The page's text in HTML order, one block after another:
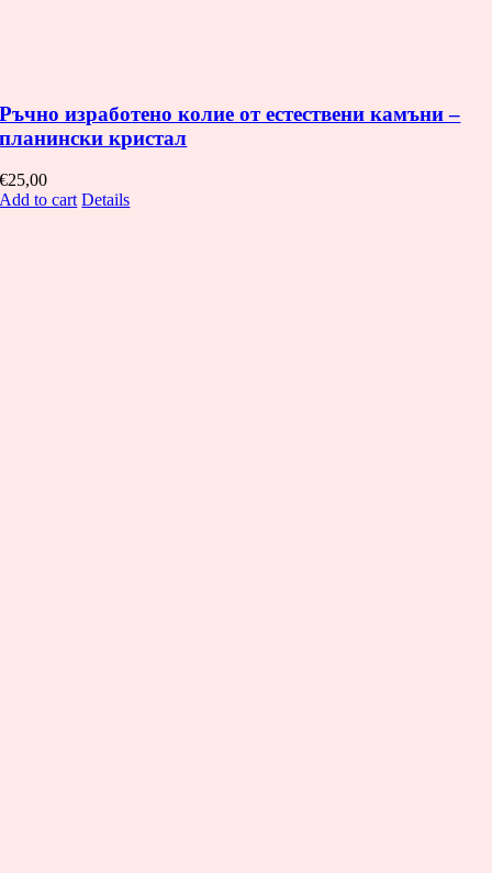
Ръчно изработено колие от естествени камъни –
планински кристал
€25,00
Add to cart Details